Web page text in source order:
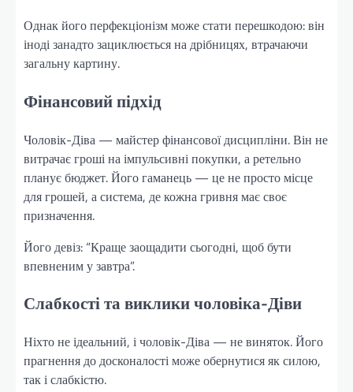
Однак його перфекціонізм може стати перешкодою: він
іноді занадто зациклюється на дрібницях, втрачаючи
загальну картину.
Фінансовий підхід
Чоловік-Діва — майстер фінансової дисципліни. Він не
витрачає гроші на імпульсивні покупки, а ретельно
планує бюджет. Його гаманець — це не просто місце
для грошей, а система, де кожна гривня має своє
призначення.
Його девіз: “Краще заощадити сьогодні, щоб бути
впевненим у завтра”.
Слабкості та виклики чоловіка-Діви
Ніхто не ідеальний, і чоловік-Діва — не виняток. Його
прагнення до досконалості може обернутися як силою,
так і слабкістю.